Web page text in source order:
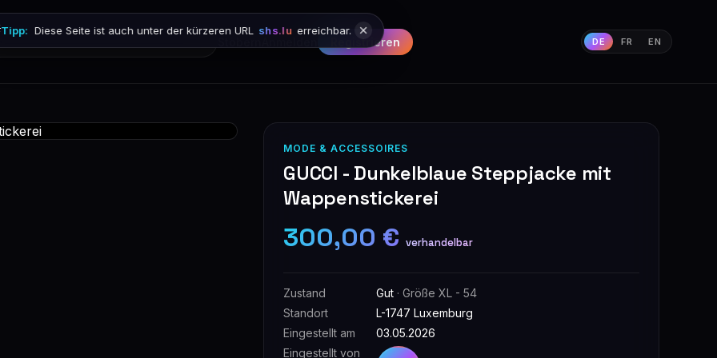
Registrieren DE FR EN
Tipp: Diese Seite ist auch unter der kürzeren URL shs.lu erreichbar.
MODE & ACCESSOIRES
GUCCI - Dunkelblaue Steppjacke mit
Wappenstickerei
300,00 € verhandelbar
Zustand Gut · Größe XL - 54
Standort
L-1747 Luxemburg
Eingestellt am
03.05.2026
Eingestellt von